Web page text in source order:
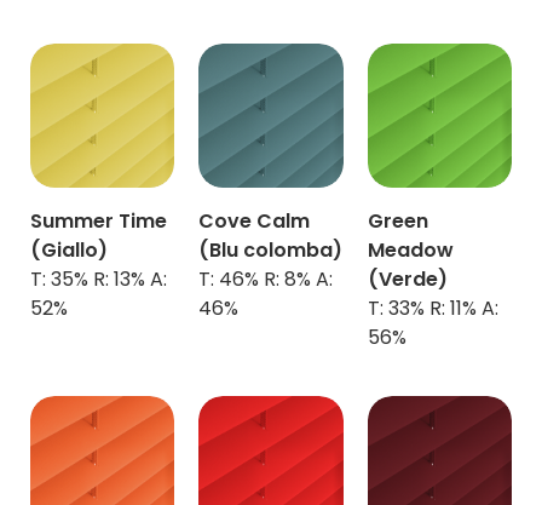
Summer Time
(Giallo)
T: 35% R: 13% A:
52%
Cove Calm
(Blu colomba)
T: 46% R: 8% A:
46%
Green
Meadow
(Verde)
T: 33% R: 11% A:
56%